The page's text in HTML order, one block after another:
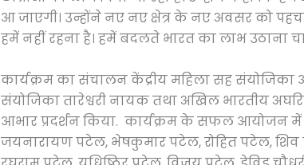
आ जाएगी। उन्होंने नए नए क्षेत्र के नए अवसर को
हमें नहीं रहना है। हमें बदलते भारत का लाभ उठाना
कार्यक्रम का संचालन केंद्रीय महिला सह संयोजिका
संयोजिका तारेश्वरी नायक तथा अखिल भारतीय
आभार प्रदर्शन किया. कार्यक्रम के सफल आयोजन में
जयनारायण पटेल, भेषकुमार पटेल, रोहित पटेल, शिव